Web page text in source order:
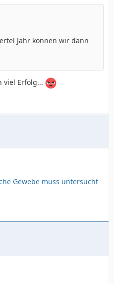
Jahr können wir dann
viel Erfolg...
Gewebe muss untersucht